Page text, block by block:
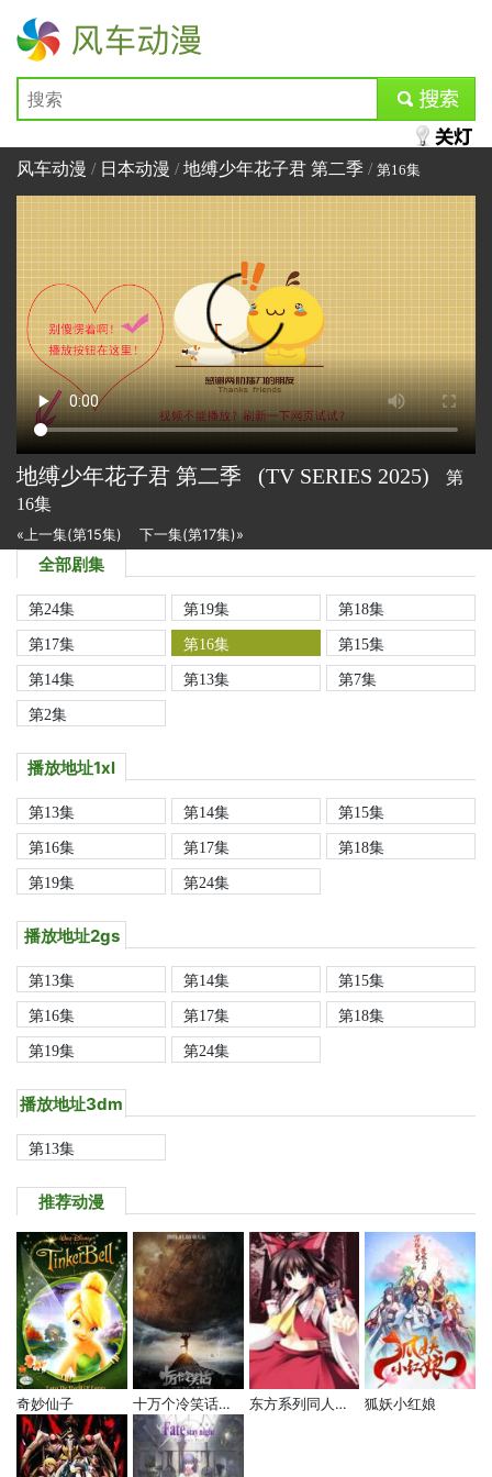
风车动漫
submit
风车动漫 / 日本动漫 /地缚少年花子君 第二季 / 第16集
地缚少年花子君 第二季 (TV SERIES 2025)
第
16集
«上一集(第15集) 下一集(第17集)»
全部剧集
第24集 第19集
第18集
第17集
第16集
第15集
第14集
第13集
第7集
第2集
播放地址1xl
第13集 第14集
第15集
第16集
第17集
第18集
第19集
第24集
播放地址2gs
第13集 第14集
第15集
第16集
第17集
第18集
第19集
第24集
播放地址3dm
第13集
推荐动漫
奇妙仙子 十万个冷笑话电影版 东方系列同人动画 狐妖小红娘